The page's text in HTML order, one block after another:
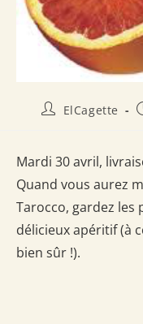
Auteur/autrice
publication :
ElCagette
Mardi 30 avril,
Quand vous aurez
Tarocco, gardez les
délicieux apéritif (à
bien sûr !).